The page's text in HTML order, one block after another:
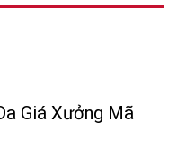
Giá Xưởng Mã